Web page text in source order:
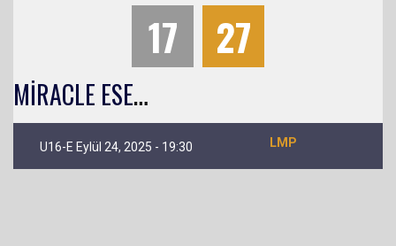
17 27
M
İRACLE ESENTEPE U16
U16-E Eylül 24, 2025 - 19:30 LMP